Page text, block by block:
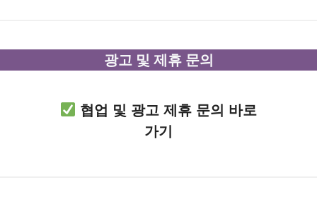
광고 및 제휴 문의
협업 및 광고 제휴 문의 바로
가기